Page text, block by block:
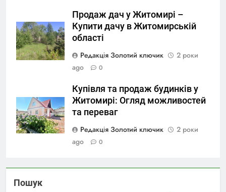
Продаж дач у Житомирі –
Купити дачу в Житомирській
області
Редакція Золотий ключик
2 роки
ago
0
Купівля та продаж будинків у
Житомирі: Огляд можливостей
та переваг
Редакція Золотий ключик
2 роки
ago
0
Пошук